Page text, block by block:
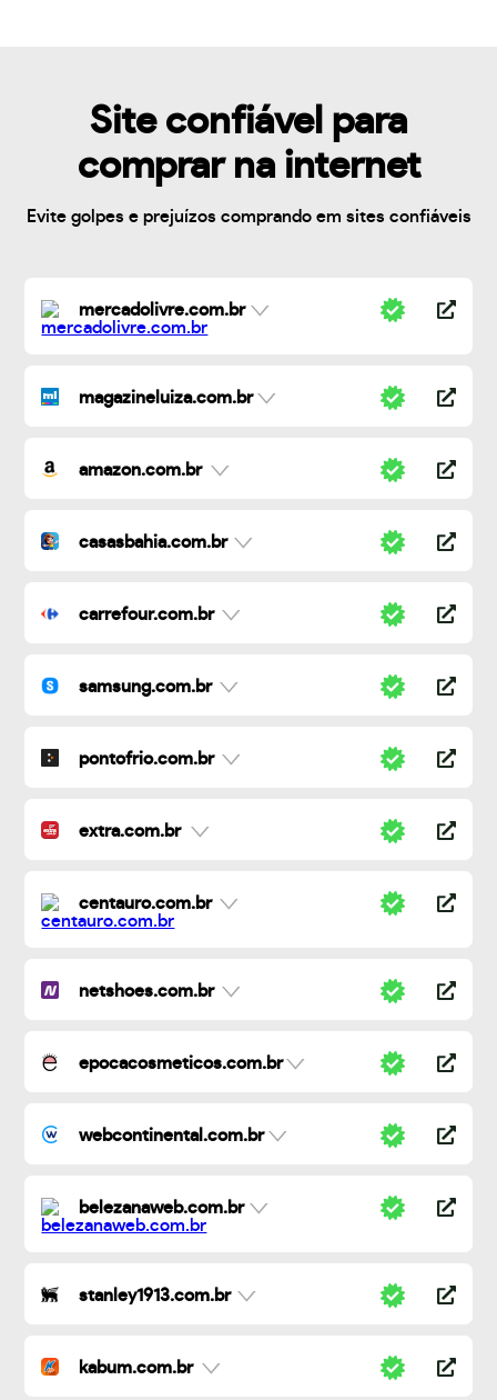
Site confiável para
comprar na internet
Evite golpes e prejuízos comprando em sites confiáveis
mercadolivre.com.br
magazineluiza.com.br
amazon.com.br
casasbahia.com.br
carrefour.com.br
samsung.com.br
pontofrio.com.br
extra.com.br
centauro.com.br
netshoes.com.br
epocacosmeticos.com.br
webcontinental.com.br
belezanaweb.com.br
stanley1913.com.br
kabum.com.br